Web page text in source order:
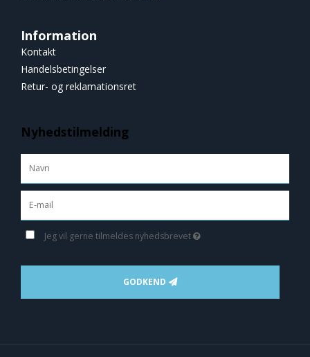
Information
Kontakt
Handelsbetingelser
Retur- og reklamationsret
Nyhedstilmelding
Jeg vil gerne tilmeldes nyhedsbrevet
GODKEND